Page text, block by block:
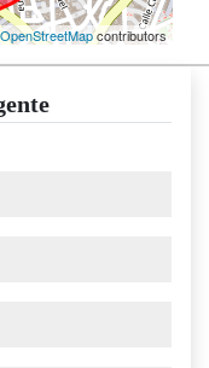
OpenStreetMapcontributors